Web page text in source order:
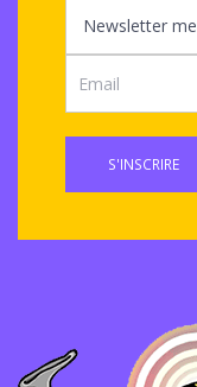
S'INSCRIRE